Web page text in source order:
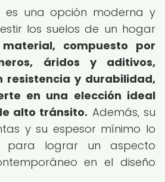
es una opción moderna y
los suelos de un hogar
material, compuesto por
áridos y aditivos,
resistencia y durabilidad,
en una elección ideal
alto tránsito. Además, su
y su espesor mínimo lo
para lograr un aspecto
en el diseño